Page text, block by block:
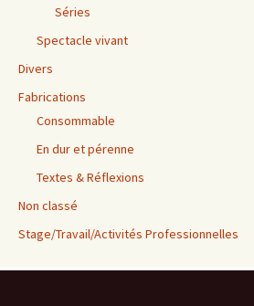
Séries
Spectacle vivant
Divers
Fabrications
Consommable
En dur et pérenne
Textes & Réflexions
Non classé
Stage/Travail/Activités Professionnelles